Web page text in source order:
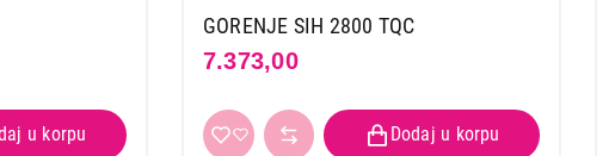
GORENJE SIH 2800 TQC
7.373,00